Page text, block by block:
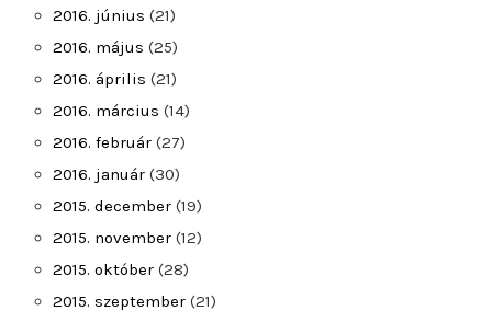
2016. június (21)
2016. május (25)
2016. április (21)
2016. március (14)
2016. február (27)
2016. január (30)
2015. december (19)
2015. november (12)
2015. október (28)
2015. szeptember (21)